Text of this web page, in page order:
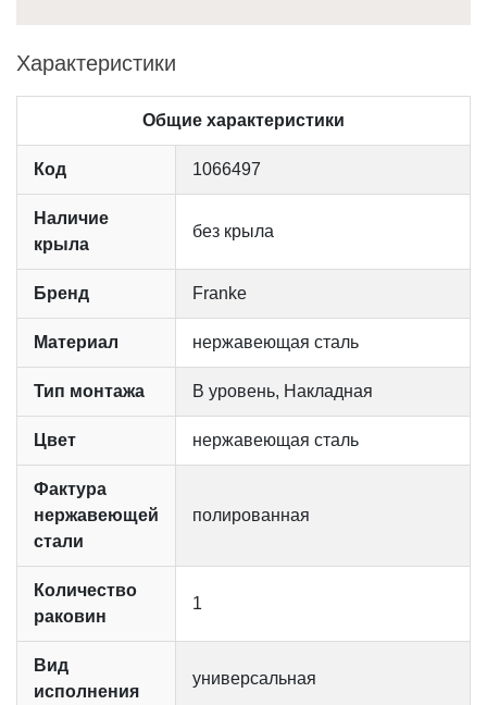
Характеристики
Общие характеристики
Код 1066497
Наличие
крыла
без крыла
Бренд Franke
Материал нержавеющая сталь
Тип монтажа В уровень, Накладная
Цвет нержавеющая сталь
Фактура
нержавеющей
стали
полированная
Количество
раковин
1
Вид
исполнения
универсальная